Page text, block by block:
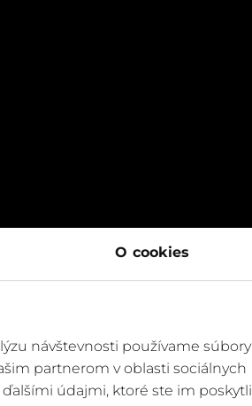
O cookies
návštevnosti používame súbory
partnerom v oblasti sociálnych
údajmi, ktoré ste im poskytli